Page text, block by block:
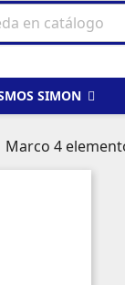
SIMON
Marco 4